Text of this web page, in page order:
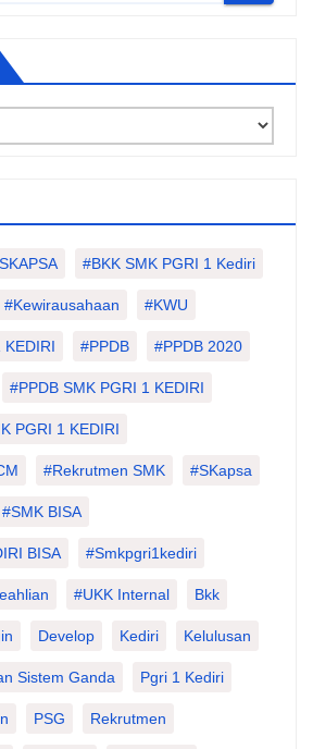
#BKK SMK PGRI 1 Kediri
#kewirausahaan #KWU
KEDIRI #PPDB #PPDB 2020
#PPDB SMK PGRI 1 KEDIRI
PGRI 1 KEDIRI
#Rekrutmen SMK #SKapsa
#SMK BISA
BISA #smkpgri1kediri
#UKK Internal Bkk
Develop Kediri Kelulusan
Sistem Ganda Pgri 1 Kediri
PSG Rekrutmen